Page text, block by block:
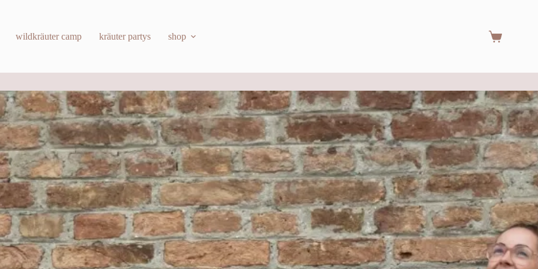
wildkräuter camp kräuter partys shop Warenkorb